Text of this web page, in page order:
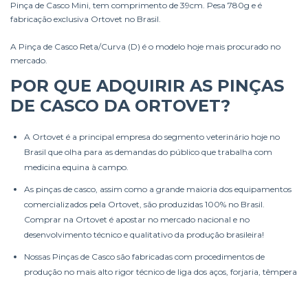
Pinça de Casco Mini, tem comprimento de 39cm. Pesa 780g e é
fabricação exclusiva Ortovet no Brasil.
A Pinça de Casco Reta/Curva (D) é o modelo hoje mais procurado no
mercado.
POR QUE ADQUIRIR AS PINÇAS
DE CASCO DA ORTOVET?
A Ortovet é a principal empresa do segmento veterinário hoje no
Brasil que olha para as demandas do público que trabalha com
medicina equina à campo.
As pinças de casco, assim como a grande maioria dos equipamentos
comercializados pela Ortovet, são produzidas 100% no Brasil.
Comprar na Ortovet é apostar no mercado nacional e no
desenvolvimento técnico e qualitativo da produção brasileira!
Nossas Pinças de Casco são fabricadas com procedimentos de
produção no mais alto rigor técnico de liga dos aços, forjaria, têmpera